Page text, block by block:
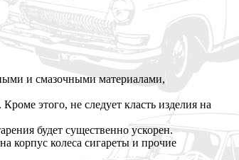
и смазочными материалами,
этого, не следует класть изделия на
будет существенно ускорен.
корпус колеса сигареты и прочие